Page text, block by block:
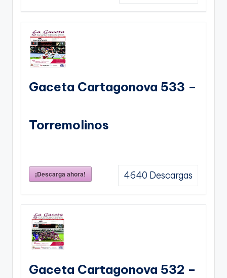
Gaceta Cartagonova 533 –
Torremolinos
¡Descarga ahora! 4640 Descargas
Gaceta Cartagonova 532 –